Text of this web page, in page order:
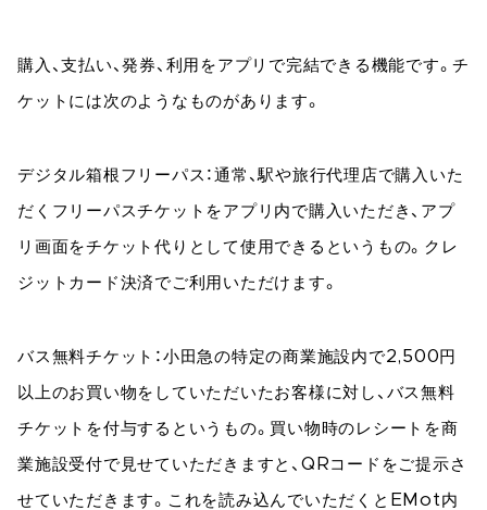
購入、支払い、発券、利用をアプリで完結できる機能です。チ
ケットには次のようなものがあります。
デジタル箱根フリーパス：通常、駅や旅行代理店で購入いた
だくフリーパスチケットをアプリ内で購入いただき、アプ
リ画面をチケット代りとして使用できるというもの。クレ
ジットカード決済でご利用いただけます。
バス無料チケット：小田急の特定の商業施設内で2,500円
以上のお買い物をしていただいたお客様に対し、バス無料
チケットを付与するというもの。買い物時のレシートを商
業施設受付で見せていただきますと、QRコードをご提示さ
せていただきます。これを読み込んでいただくとEMot内